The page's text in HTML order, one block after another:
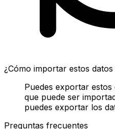
¿Cómo importar estos datos
Puedes exportar
que puede ser
puedes exportar los
Preguntas frecuentes